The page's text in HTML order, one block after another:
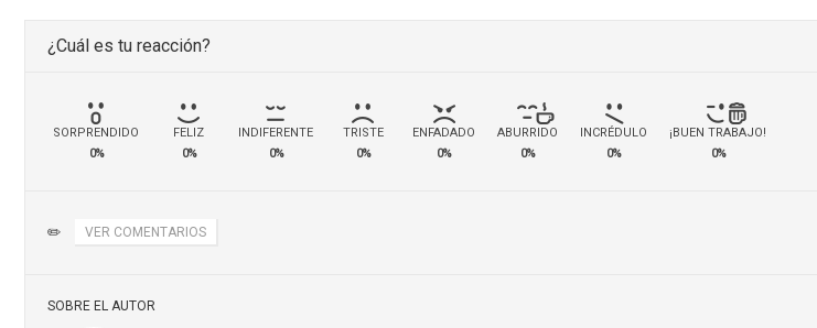
¿Cuál es tu reacción?
SORPRENDIDO
0%
FELIZ
0%
INDIFERENTE
0%
TRISTE
0%
ENFADADO
0%
ABURRIDO
0%
INCRÉDULO
0%
¡BUEN TRABAJO!
0%
✏️ VER COMENTARIOS
SOBRE EL AUTOR